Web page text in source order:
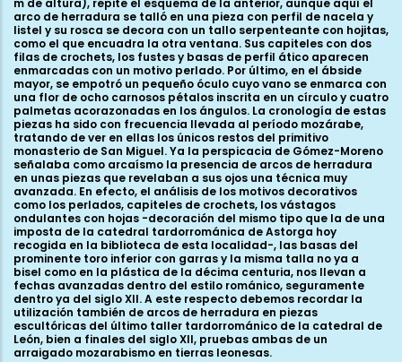
m de altura), repite el esquema de la anterior, aunque aquí el
arco de herradura se talló en una pieza con perfil de nacela y
listel y su rosca se decora con un tallo serpenteante con hojitas,
como el que encuadra la otra ventana. Sus capiteles con dos
filas de crochets, los fustes y basas de perfil ático aparecen
enmarcadas con un motivo perlado. Por último, en el ábside
mayor, se empotró un pequeño óculo cuyo vano se enmarca con
una flor de ocho carnosos pétalos inscrita en un círculo y cuatro
palmetas acorazonadas en los ángulos. La cronología de estas
piezas ha sido con frecuencia llevada al período mozárabe,
tratando de ver en ellas los únicos restos del primitivo
monasterio de San Miguel. Ya la perspicacia de Gómez-Moreno
señalaba como arcaísmo la presencia de arcos de herradura
en unas piezas que revelaban a sus ojos una técnica muy
avanzada. En efecto, el análisis de los motivos decorativos
como los perlados, capiteles de crochets, los vástagos
ondulantes con hojas -decoración del mismo tipo que la de una
imposta de la catedral tardorrománica de Astorga hoy
recogida en la biblioteca de esta localidad-, las basas del
prominente toro inferior con garras y la misma talla no ya a
bisel como en la plástica de la décima centuria, nos llevan a
fechas avanzadas dentro del estilo románico, seguramente
dentro ya del siglo XII. A este respecto debemos recordar la
utilización también de arcos de herradura en piezas
escultóricas del último taller tardorrománico de la catedral de
León, bien a finales del siglo XII, pruebas ambas de un
arraigado mozarabismo en tierras leonesas.